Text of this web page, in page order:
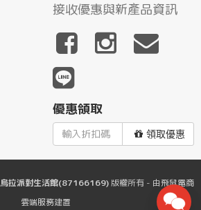
接收優惠與新產品資訊
優惠領取
領取優惠
烏拉派對生活館(87166169)版權所有 - 由飛鼠電商
雲端服務建置